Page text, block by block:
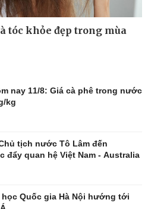
Multimedia
Ảnh
Tiêu dùng
Xổ số 3 miền
tóc khỏe đẹp trong mùa
nay 11/8: Giá cà phê trong nước
kg
tịch nước Tô Lâm đến
đẩy quan hệ Việt Nam - Australia
Quốc gia Hà Nội hướng tới